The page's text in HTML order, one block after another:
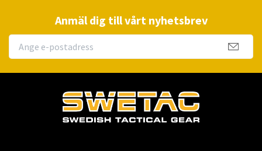
Anmäl dig till vårt nyhetsbrev